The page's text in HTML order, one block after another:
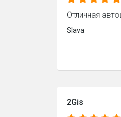
Отличная
Slava
2Gis